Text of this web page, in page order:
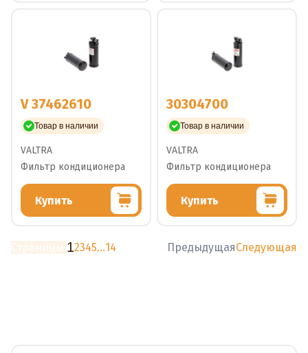
V 37462610
Товар в наличии
VALTRA
Фильтр кондиционера
Купить
30304700
Товар в наличии
VALTRA
Фильтр кондиционера
Купить
12345...14 ПредыдущаяСледующая